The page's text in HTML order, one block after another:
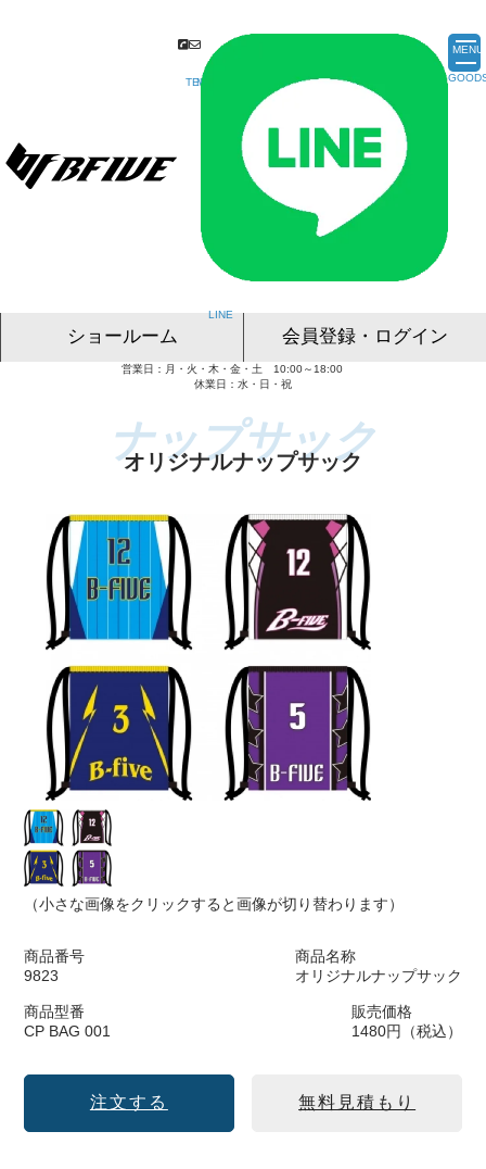
MENU
ショールーム
東京ショールーム
名古屋ショールーム
大阪ショールーム
福岡ショールーム
会員登録・ログイン
営業日：月・火・木・金・土 10:00～18:00
休業日：水・日・祝
オリジナルナップサック
（小さな画像をクリックすると画像が切り替わります）
商品番号
9823
商品名称
オリジナルナップサック
商品型番
CP BAG 001
販売価格
1480円（税込）
注文する 無料見積もり